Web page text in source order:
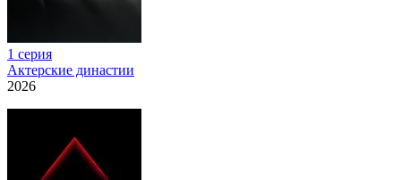
1 серия
Актерские династии
2026